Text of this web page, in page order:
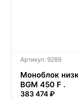
Артикул: 9289
Моноблок
BGM 450 F .
383 474 ₽